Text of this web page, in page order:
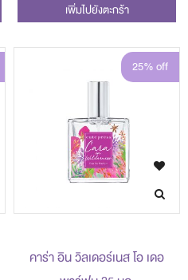
เพิ่มไปยังตะกร้า
25% off
คาร่า อิน วิลเดอร์เนส โอ เดอ